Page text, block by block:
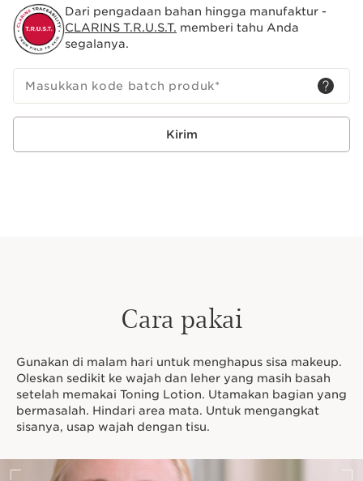
Dari pengadaan bahan hingga manufaktur -
CLARINS T.R.U.S.T. memberi tahu Anda
segalanya.
Masukkan kode batch produk*
Kirim
Cara pakai
Gunakan di malam hari untuk menghapus sisa makeup.
Oleskan sedikit ke wajah dan leher yang masih basah
setelah memakai Toning Lotion. Utamakan bagian yang
bermasalah. Hindari area mata. Untuk mengangkat
sisanya, usap wajah dengan tisu.